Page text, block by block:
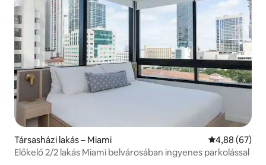
Társasházi lakás – Miami Átlagos
4,88 (67)
Előkelő 2/2 lakás Miami belvárosában ingyenes parkolással